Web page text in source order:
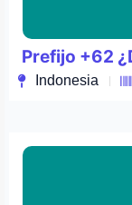
Prefijo +62
Indonesia